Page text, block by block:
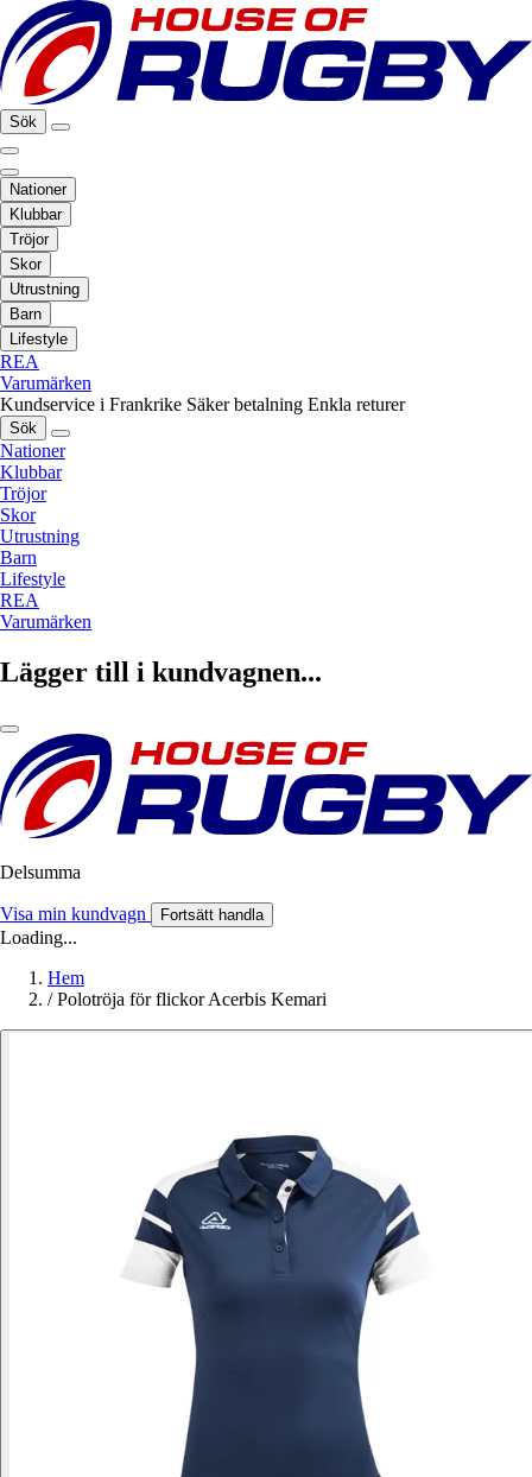
Sök
Nationer
Klubbar
Tröjor
Skor
Utrustning
Barn
Lifestyle
REA
Varumärken
Kundservice i Frankrike Säker betalning Enkla returer
Sök
Nationer
Klubbar
Tröjor
Skor
Utrustning
Barn
Lifestyle
REA
Varumärken
Lägger till i kundvagnen...
Delsumma
Visa min kundvagn Fortsätt handla
Loading...
Hem
/ Polotröja för flickor Acerbis Kemari